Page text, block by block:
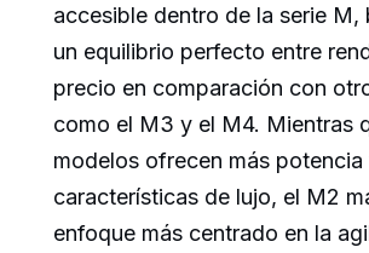
accesible dentro de la serie M,
un equilibrio perfecto entre
precio en comparación con
como el M3 y el M4. Mientras
modelos ofrecen más potencia
características de lujo, el M2
enfoque más centrado en la